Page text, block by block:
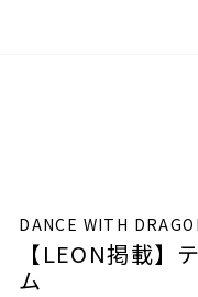
DANCE WITH
【LEON掲載】
ム